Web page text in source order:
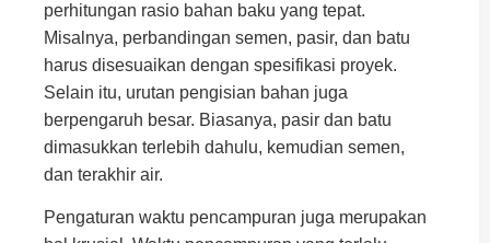
perhitungan rasio bahan baku yang tepat.
Misalnya, perbandingan semen, pasir, dan batu
harus disesuaikan dengan spesifikasi proyek.
Selain itu, urutan pengisian bahan juga
berpengaruh besar. Biasanya, pasir dan batu
dimasukkan terlebih dahulu, kemudian semen,
dan terakhir air.
Pengaturan waktu pencampuran juga merupakan